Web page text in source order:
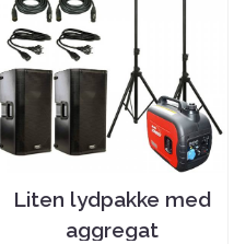
Liten lydpakke med
aggregat